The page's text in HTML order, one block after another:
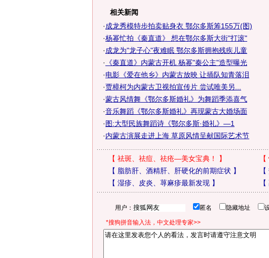
相关新闻
·成龙秀模特步拍卖贴身衣 鄂尔多斯筹155万(图)
·杨幂忙拍《秦直道》 想在鄂尔多斯大街"打滚"
·成龙为"龙子心"夜难眠 鄂尔多斯拥抱残疾儿童
· 《秦直道》内蒙古开机 杨幂"秦公主"造型曝光
·电影《爱在他乡》内蒙古放映 让插队知青落泪
·贾樟柯为内蒙古卫视拍宣传片 尝试唯美另...
·蒙古风情舞《鄂尔多斯婚礼》为舞蹈季添喜气
·音乐舞蹈《鄂尔多斯婚礼》再现蒙古大婚场面
·图:大型民族舞蹈诗《鄂尔多斯·婚礼》—1
·内蒙古演展走进上海 草原风情呈献国际艺术节
【 祛斑、祛痘、祛疮—美女宝典！ 】 【
【 脂肪肝、酒精肝、肝硬化的前期症状 】 【
【 湿疹、皮炎、荨麻疹最新发现】 【
用户： 匿名 隐藏地址
*搜狗拼音输入法，中文处理专家>>